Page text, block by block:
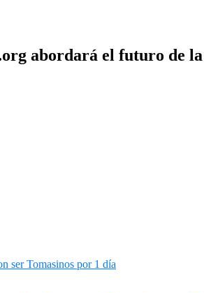
abordará el futuro de